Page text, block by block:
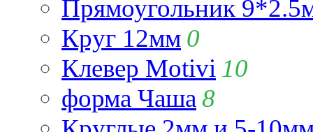
Прямоугольник
Круг 12мм 0
Клевер Motivi 10
форма Чаша 8